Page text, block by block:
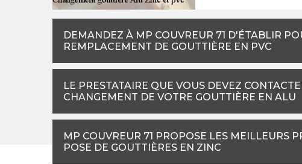
DEMANDEZ À MP COUVREUR 71 D'ÉTABLIR
REMPLACEMENT DE GOUTTIÈRE EN PVC
LE PRESTATAIRE QUE VOUS DEVEZ
CHANGEMENT DE VOTRE GOUTTIÈRE EN ALU
MP COUVREUR 71 PROPOSE LES MEILLEURS
POSE DE GOUTTIÈRES EN ZINC